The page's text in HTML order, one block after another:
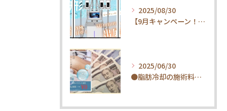
2025/08/30
【9月キャンペーン！】脂肪冷却★360度全方位脂肪冷却1部位(2カップ)30分
2025/06/30
●脂肪冷却の施術料比較してみましたら驚くべき内容となりました！！